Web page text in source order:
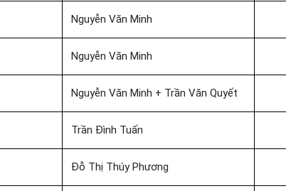
Nguyễn Văn Minh
Nguyễn Văn Minh
Nguyễn Văn Minh + Trần Văn Quyết
Trần Đình Tuấn
Đỗ Thị Thúy Phương